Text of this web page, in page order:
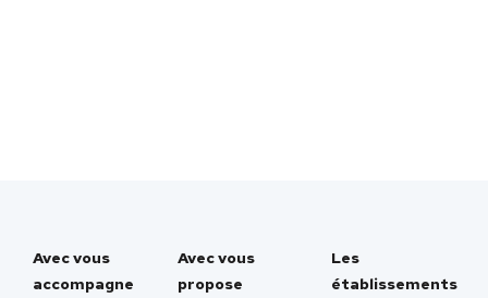
Avec vous
accompagne
Avec vous
propose
Les
établissements